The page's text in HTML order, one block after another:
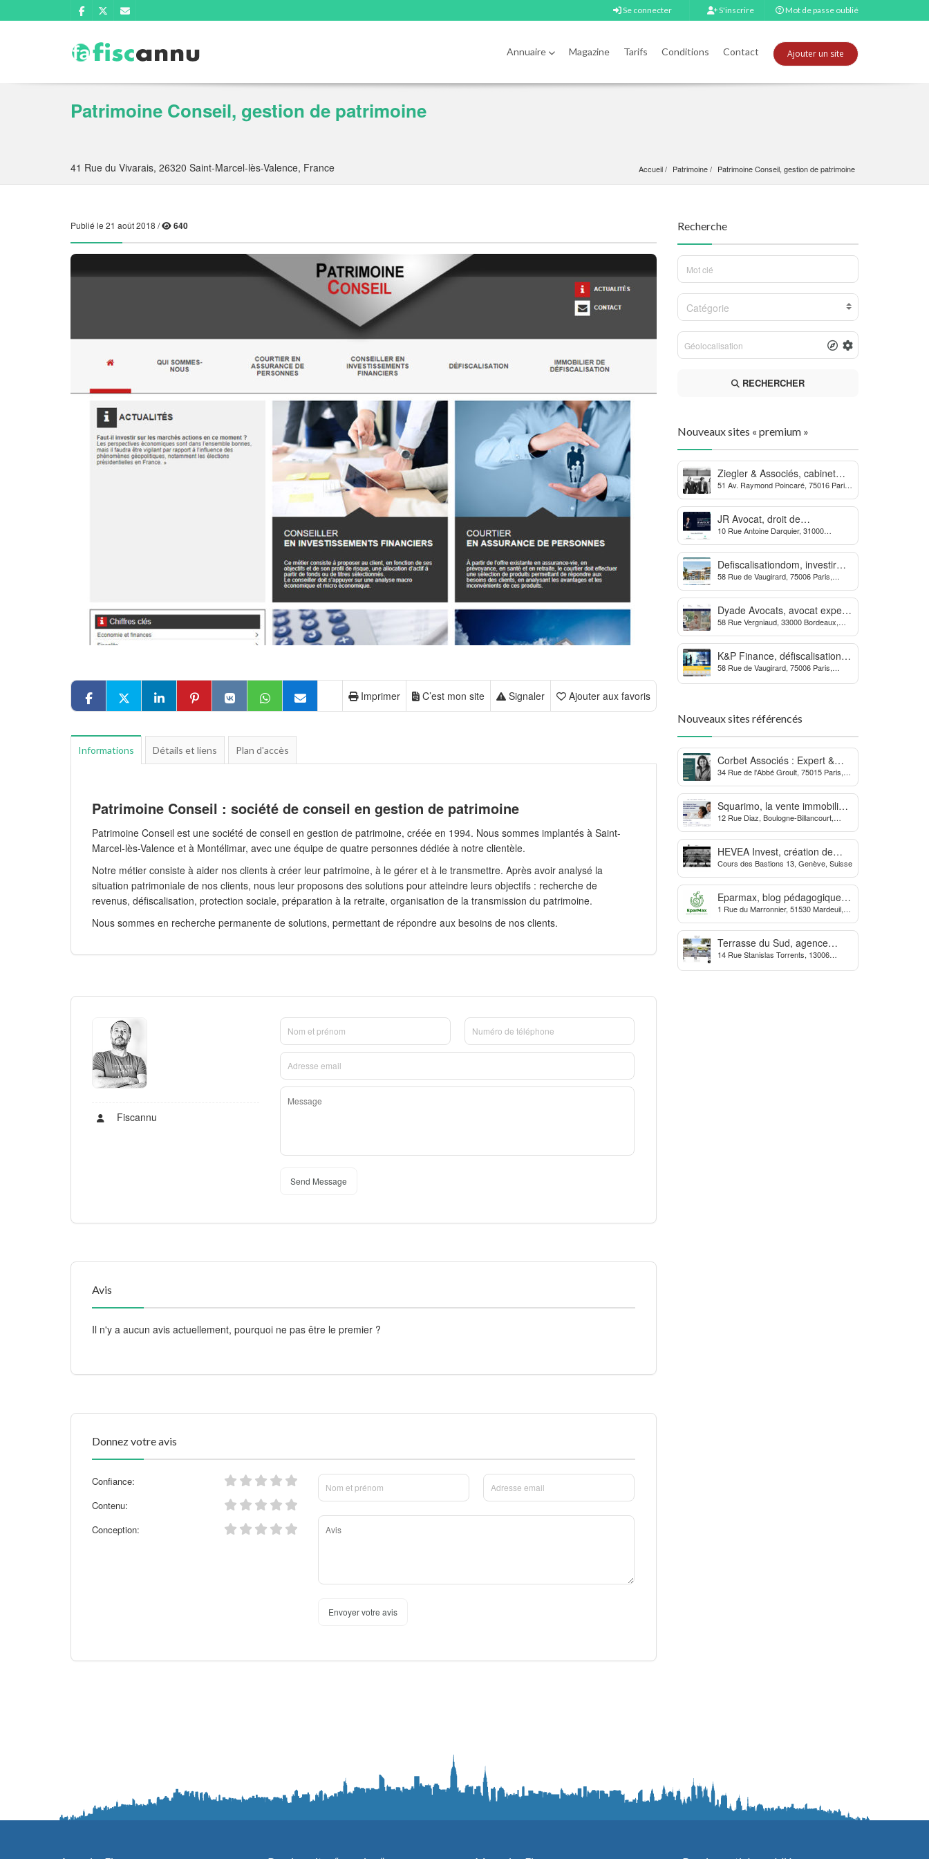
Se connecter S'inscrire Mot de passe oublié
Annuaire Magazine Tarifs Conditions Contact Ajouter un site
Patrimoine Conseil, gestion de patrimoine
41 Rue du Vivarais, 26320 Saint-Marcel-lès-Valence, France Accueil Patrimoine Patrimoine Conseil, gestion de patrimoine
Publié le 21 août 2018 / 640
Ajouter aux favoris
Signaler
C’est mon site
Imprimer
Informations Détails et liens Plan d'accès
Patrimoine Conseil : société de conseil en gestion de patrimoine
Patrimoine Conseil est une société de conseil en gestion de patrimoine, créée en 1994. Nous sommes implantés à Saint-
Marcel-lès-Valence et à Montélimar, avec une équipe de quatre personnes dédiée à notre clientèle.
Notre métier consiste à aider nos clients à créer leur patrimoine, à le gérer et à le transmettre. Après avoir analysé la
situation patrimoniale de nos clients, nous leur proposons des solutions pour atteindre leurs objectifs : recherche de
revenus, défiscalisation, protection sociale, préparation à la retraite, organisation de la transmission du patrimoine.
Nous sommes en recherche permanente de solutions, permettant de répondre aux besoins de nos clients.
Fiscannu
Send Message
Avis
Il n'y a aucun avis actuellement, pourquoi ne pas être le premier ?
Donnez votre avis
Confiance:
Contenu:
Conception:
Envoyer votre avis
Recherche
Catégorie
RECHERCHER
Nouveaux sites « premium »
Ziegler & Associés, cabinet
d’avocats en droit bancaire,
cryptomonnaie et escroqueries
financières
51 Av. Raymond Poincaré, 75016 Paris,
JR Avocat, droit de
l’environnement et de
l’urbanisme
10 Rue Antoine Darquier, 31000
Defiscalisationdom, investir
dans l’immobilier neuf Outre-
mer
58 Rue de Vaugirard, 75006 Paris,
Dyade Avocats, avocat expert
des procédures contre la
MDPH
58 Rue Vergniaud, 33000 Bordeaux,
K&P Finance, défiscalisation et
placements financiers
58 Rue de Vaugirard, 75006 Paris,
Nouveaux sites référencés
Corbet Associés : Expert &
Partenaire des Dirigeants
d’Entreprise
34 Rue de l'Abbé Groult, 75015 Paris,
Squarimo, la vente immobilière
interactive qui dynamise les
transactions
12 Rue Diaz, Boulogne-Billancourt,
HEVEA Invest, création de
société et domiciliation en
Suisse
Cours des Bastions 13, Genève, Suisse
Eparmax, blog pédagogique
sur les finances personnelles
1 Rue du Marronnier, 51530 Mardeuil,
Terrasse du Sud, agence
Immobilière à Marseille
14 Rue Stanislas Torrents, 13006